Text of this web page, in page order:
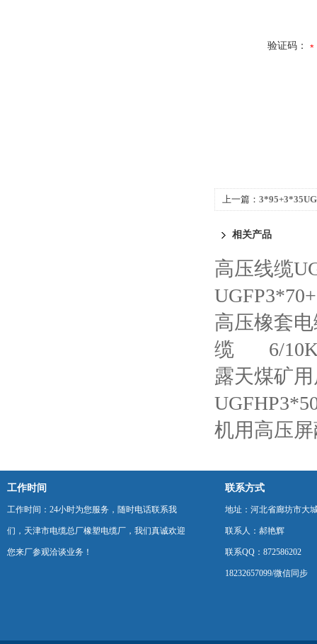
验证码：
上一篇：
相关产品
高压线缆
高压橡套
缆
6/
露天煤矿
机用高压
工作时间
工作时间：24小时为您服务，随时电话联系我
们，天津市电缆总厂橡塑电缆厂，我们真诚欢迎
您来厂参观洽谈业务！
联系方式
地址：河北省廊坊市大
联系人：郝艳辉
联系QQ：872586202
18232657099/微信同步